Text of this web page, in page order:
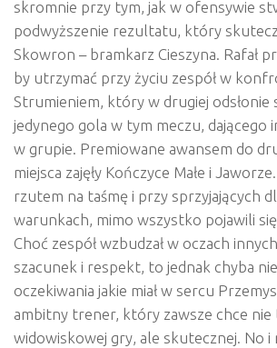
skromnie przy tym, jak w ofensywie
podwyższenie rezultatu, który
Skowron – bramkarz Cieszyna. Rafał
by utrzymać przy życiu zespół w
Strumieniem, który w drugiej odsłonie
jedynego gola w tym meczu, dającego
w grupie. Premiowane awansem do
miejsca zajęły Kończyce Małe i
rzutem na taśmę i przy sprzyjających
warunkach, mimo wszystko pojawili się
Choć zespół wzbudzał w oczach
szacunek i respekt, to jednak chyba nie
oczekiwania jakie miał w sercu
ambitny trener, który zawsze chce
widowiskowej gry, ale skutecznej. No i